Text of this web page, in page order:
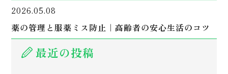
2026.05.08
薬の管理と服薬ミス防止｜高齢者の安心生活のコツ
最近の投稿